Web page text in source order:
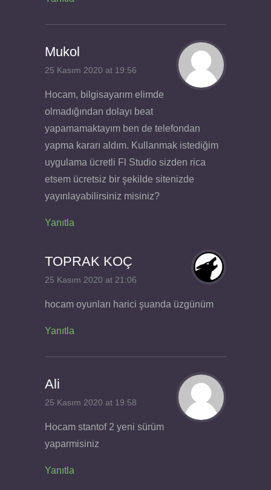
Mukol
25 Kasım 2020 at 19:56
Hocam, bilgisayarım elimde
olmadığından dolayı beat
yapamamaktayım ben de telefondan
yapma kararı aldım. Kullanmak istediğim
uygulama ücretli Fl Studio sizden rica
etsem ücretsiz bir şekilde sitenizde
yayınlayabilirsiniz misiniz?
Yanıtla
TOPRAK KOÇ
25 Kasım 2020 at 21:06
hocam oyunları harici şuanda üzgünüm
Yanıtla
Ali
25 Kasım 2020 at 19:58
Hocam stantof 2 yeni sürüm
yaparmisiniz
Yanıtla